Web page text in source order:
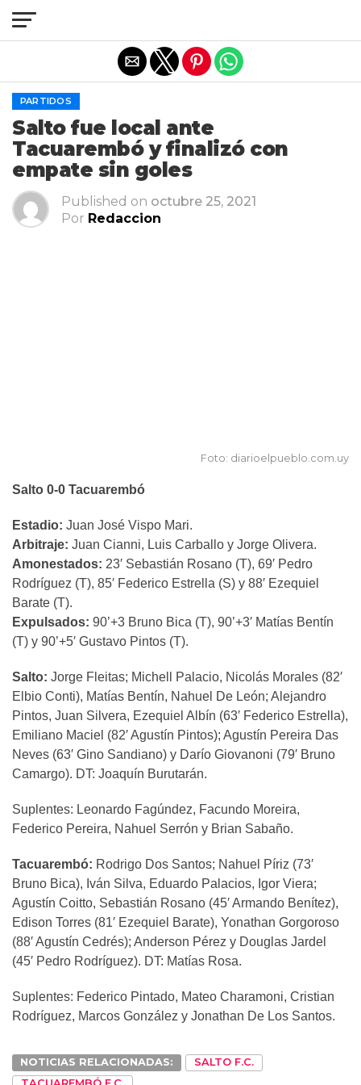
PARTIDOS
Salto fue local ante
Tacuarembó y finalizó con
empate sin goles
Published on octubre 25, 2021
Por Redaccion
Foto: diarioelpueblo.com.uy
Salto 0-0 Tacuarembó
Estadio: Juan José Vispo Mari.
Arbitraje: Juan Cianni, Luis Carballo y Jorge Olivera.
Amonestados: 23′ Sebastián Rosano (T), 69′ Pedro
Rodríguez (T), 85′ Federico Estrella (S) y 88′ Ezequiel
Barate (T).
Expulsados: 90’+3 Bruno Bica (T), 90’+3′ Matías Bentín
(T) y 90’+5′ Gustavo Pintos (T).
Salto: Jorge Fleitas; Michell Palacio, Nicolás Morales (82′
Elbio Conti), Matías Bentín, Nahuel De León; Alejandro
Pintos, Juan Silvera, Ezequiel Albín (63′ Federico Estrella),
Emiliano Maciel (82′ Agustín Pintos); Agustín Pereira Das
Neves (63′ Gino Sandiano) y Darío Giovanoni (79′ Bruno
Camargo). DT: Joaquín Burutarán.
Suplentes: Leonardo Fagúndez, Facundo Moreira,
Federico Pereira, Nahuel Serrón y Brian Sabaño.
Tacuarembó: Rodrigo Dos Santos; Nahuel Píriz (73′
Bruno Bica), Iván Silva, Eduardo Palacios, Igor Viera;
Agustín Coitto, Sebastián Rosano (45′ Armando Benítez),
Edison Torres (81′ Ezequiel Barate), Yonathan Gorgoroso
(88′ Agustín Cedrés); Anderson Pérez y Douglas Jardel
(45′ Pedro Rodríguez). DT: Matías Rosa.
Suplentes: Federico Pintado, Mateo Charamoni, Cristian
Rodríguez, Marcos González y Jonathan De Los Santos.
NOTICIAS RELACIONADAS:
SALTO F.C.